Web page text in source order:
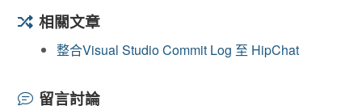
相關文章
整合Visual Studio Commit Log 至 HipChat
留言討論